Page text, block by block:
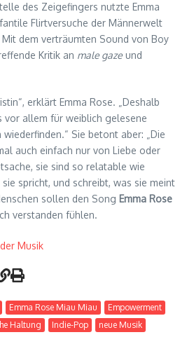
des Zeigefingers nutzte Emma
Flirtversuche der Männerwelt
dem verträumten Sound von Boy
Kritik an male gaze und
erklärt Emma Rose. „Deshalb
vor allem für weiblich gelesene
Sie betont aber: „Die
auch einfach nur von Liebe oder
sie sind so relatable wie
spricht, und schreibt, was sie meint
sollen den Song Emma Rose
verstanden fühlen.
Musik
Emma Rose Miau Miau
Empowerment
Haltung Indie-Pop
neue Musik